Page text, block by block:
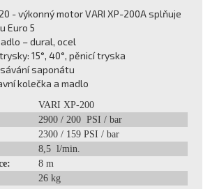
- výkonný motor VARI XP-200A splňuje
Euro 5
– dural, ocel
15°, 40°, pěnicí tryska
saponátu
kolečka a madlo
VARI XP-200
2900 / 200 PSI / bar
2300 / 159 PSI / bar
8,5 l/min.
8 m
26 kg